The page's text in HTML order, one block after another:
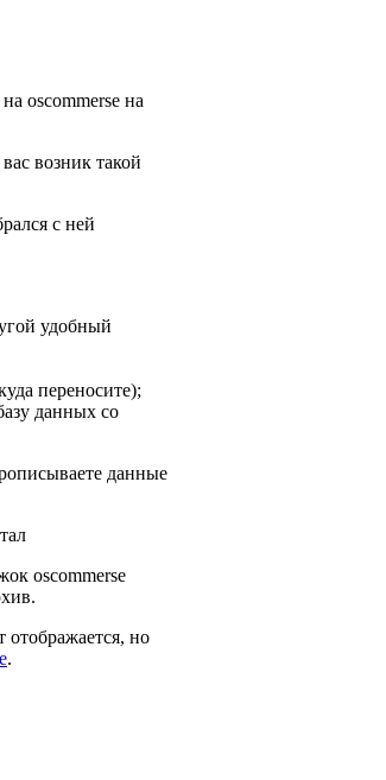
oscommerse на
возник такой
с ней
удобный
переносите);
данных со
данные
oscommerse
но
.